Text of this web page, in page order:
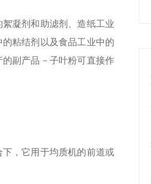
凝剂和助滤剂、造纸工业
粘结剂以及食品工业中的
副产品－子叶粉可直接作
，它用于均质机的前道或